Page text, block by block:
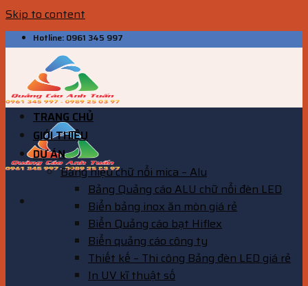
Skip to content
Hotline: 0961 345 997
TRANG CHỦ
GIỚI THIỆU
DỰ ÁN
Bảng hiệu chữ nổi mica – Alu
Bảng Quảng cáo ALU chữ nổi đèn LED
Biển bảng inox ăn mòn giá rẻ
Biển Quảng cáo bạt Hiflex
Biển quảng cáo công ty
Thiết kế – Thi công Bảng đèn LED giá rẻ
In UV kĩ thuật số